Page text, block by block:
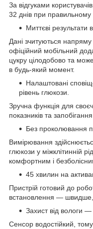
За відгуками
32 днів при правильному
Миттєві результати
Дані зчитуються
офіційний мобільний
цукру цілодобово та
в будь-який момент.
Налаштовані
рівень глюкози.
Зручна функція для
показників та запобігання
Без проколювання
Вимірювання
глюкози у міжклітинній
комфортним і
45 хвилин на
Пристрій готовий до
встановлення — швидше,
Захист від вологи
Сенсор водостійкий,